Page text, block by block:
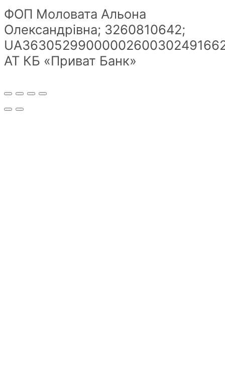
ФОП Моловата Альона
Олександрівна; 3260810642;
АТ КБ «Приват Банк»